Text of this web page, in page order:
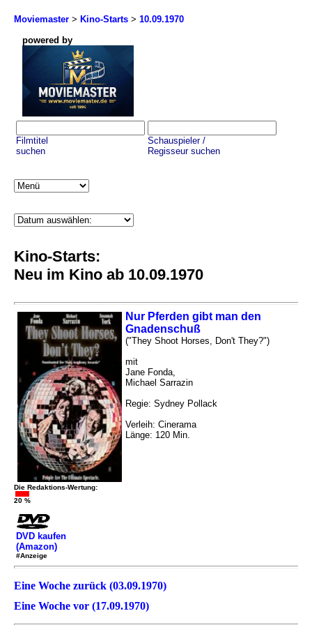
Moviemaster > Kino-Starts > 10.09.1970
powered by
Filmtitel
suchen
Schauspieler /
Regisseur suchen
Kino-Starts:
Neu im Kino ab 10.09.1970
Nur Pferden gibt man den
Gnadenschuß
("They Shoot Horses, Don't They?")
mit
Jane Fonda,
Michael Sarrazin
Regie: Sydney Pollack
Verleih: Cinerama
Länge: 120 Min.
Die Redaktions-Wertung:
20 %
DVD kaufen
(Amazon)
#Anzeige
Eine Woche zurück (03.09.1970)
Eine Woche vor (17.09.1970)